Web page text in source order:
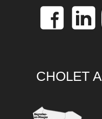
CHOLET